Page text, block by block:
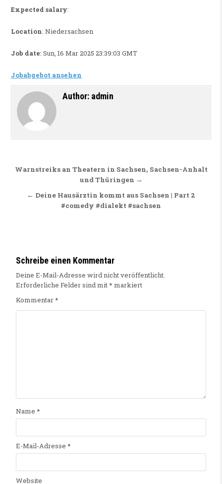
Expected salary:
Location: Niedersachsen
Job date: Sun, 16 Mar 2025 23:39:03 GMT
Jobabgebot ansehen
Author: admin
Beitragsnavigation
Warnstreiks an Theatern in Sachsen, Sachsen-Anhalt
und Thüringen →
← Deine Hausärztin kommt aus Sachsen | Part 2
#comedy #dialekt #sachsen
Schreibe einen Kommentar
Deine E-Mail-Adresse wird nicht veröffentlicht.
Erforderliche Felder sind mit* markiert
Kommentar*
Name *
E-Mail-Adresse *
Website